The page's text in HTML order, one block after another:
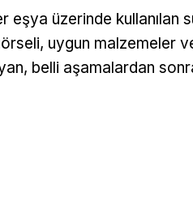
eşya üzerinde kullanılan
uygun malzemeler
belli aşamalardan